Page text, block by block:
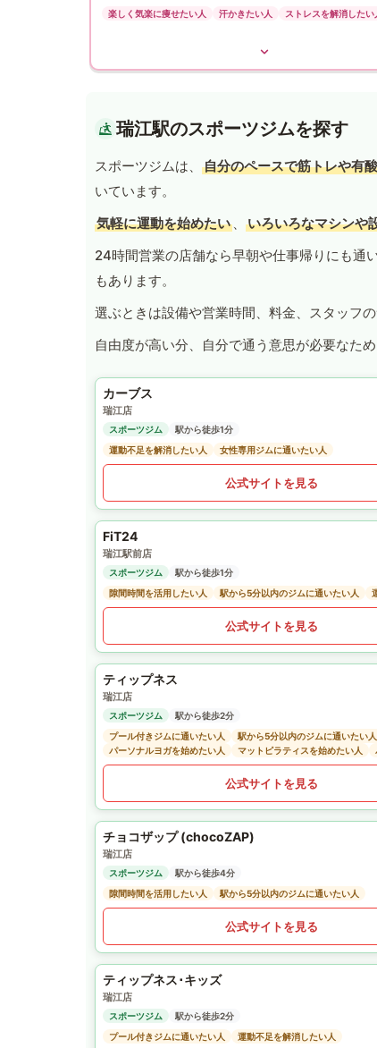
楽しく気楽に痩せたい人 汗かきたい人 ストレスを解消したい
瑞江駅のスポーツジムを探す
スポーツジムは、 自分のペースで筋トレや有
いています。
気軽に運動を始めたい 、 いろいろなマシンや
24時間営業の店舗なら早朝や仕事帰りにも通
もあります。
選ぶときは設備や営業時間、料金、スタッフ
自由度が高い分、自分で通う意思が必要なた
カーブス
瑞江店
スポーツジム
駅から徒歩1分
運動不足を解消したい人
女性専用ジムに通いたい人
公式サイトを見る
FiT24
瑞江駅前店
スポーツジム
駅から徒歩1分
隙間時間を活用したい人
駅から5分以内のジムに通いたい人
公式サイトを見る
ティップネス
瑞江店
スポーツジム
駅から徒歩2分
プール付きジムに通いたい人
駅から5分以内のジムに通いたい人
パーソナルヨガを始めたい人
マットピラティスを始めたい人
公式サイトを見る
チョコザップ (chocoZAP)
瑞江店
スポーツジム
駅から徒歩4分
隙間時間を活用したい人
駅から5分以内のジムに通いたい人
公式サイトを見る
ティップネス･キッズ
瑞江店
スポーツジム
駅から徒歩2分
プール付きジムに通いたい人
運動不足を解消したい人